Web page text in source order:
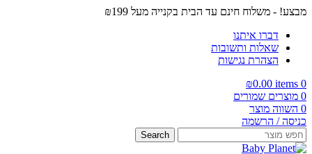
מבצע! - משלוח חינם עד הבית בקנייה מעל ₪199
דברו איתנו
שאלות ותשובות
הצהרת נגישות
0
items
₪0.00
0 מוצרים שמורים
0 השווה מוצר
כניסה / הרשמה
Search